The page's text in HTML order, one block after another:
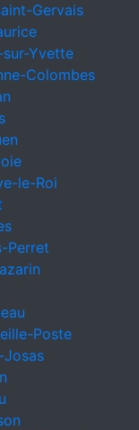
Gervais
Yvette
Colombes
le-Roi
Perret
Poste
Josas